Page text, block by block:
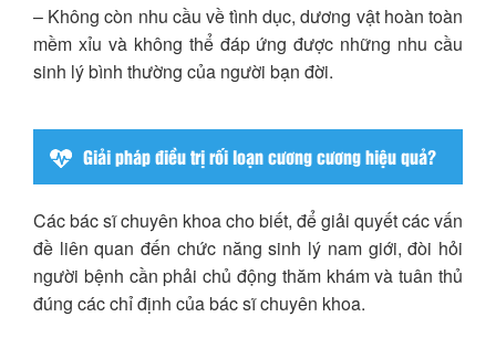
– Không còn nhu cầu về tình dục, dương vật hoàn toàn
mềm xỉu và không thể đáp ứng được những nhu cầu
sinh lý bình thường của người bạn đời.
Giải pháp điều trị rối loạn cương cương hiệu quả?
Các bác sĩ chuyên khoa cho biết, để giải quyết các vấn
đề liên quan đến chức năng sinh lý nam giới, đòi hỏi
người bệnh cần phải chủ động thăm khám và tuân thủ
đúng các chỉ định của bác sĩ chuyên khoa.